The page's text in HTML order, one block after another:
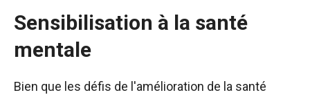
Sensibilisation à la santé
mentale
Bien que les défis de l'amélioration de la santé